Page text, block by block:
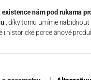
existence nám pod rukama
, díky tomu umíme
i historické porcelánové